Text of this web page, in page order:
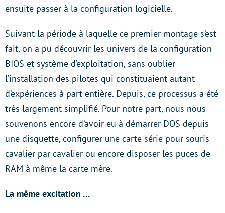
ensuite passer à la configuration logicielle.
Suivant la période à laquelle ce premier montage s’est
fait, on a pu découvrir les univers de la configuration
BIOS et système d’exploitation, sans oublier
l’installation des pilotes qui constituaient autant
d’expériences à part entière. Depuis, ce processus a été
très largement simplifié. Pour notre part, nous nous
souvenons encore d’avoir eu à démarrer DOS depuis
une disquette, configurer une carte série pour souris
cavalier par cavalier ou encore disposer les puces de
RAM à même la carte mère.
La même excitation …